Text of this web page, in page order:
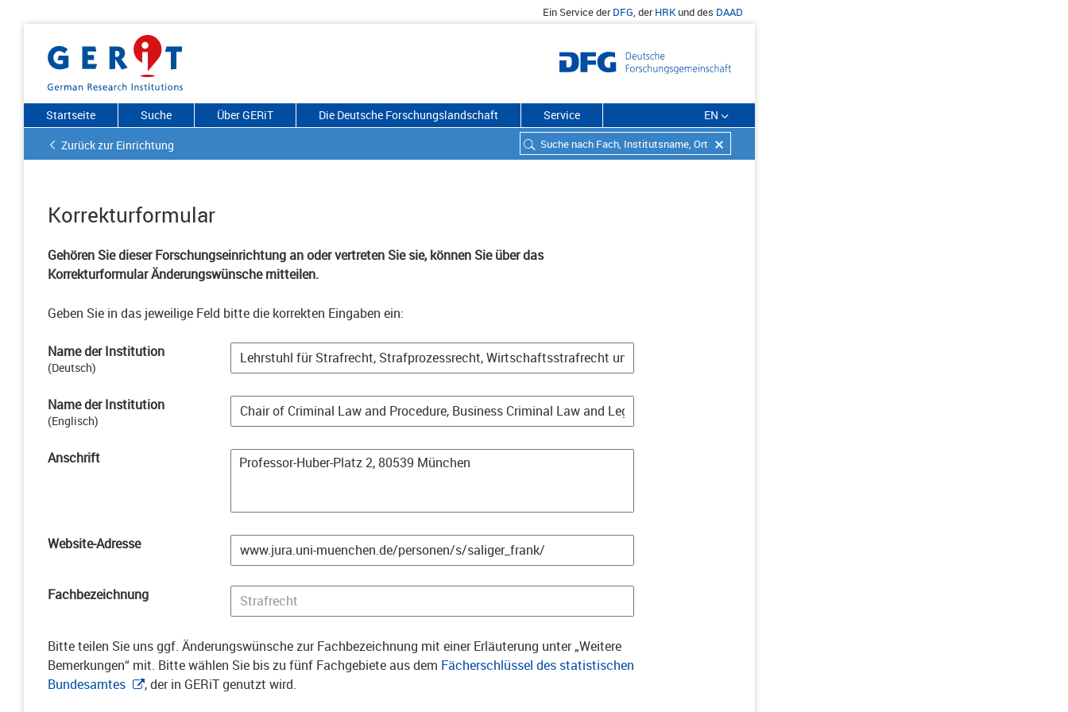
Ein Service derDFG, derHRKund des DAAD
Startseite Suche Über GERiT Die Deutsche Forschungslandschaft Service
EN
Zurück zur Einrichtung
Korrekturformular
Gehören Sie dieser Forschungseinrichtung an oder vertreten Sie sie, können Sie über das
Korrekturformular Änderungswünsche mitteilen.
Geben Sie in das jeweilige Feld bitte die korrekten Eingaben ein:
Name der Institution
(Deutsch)
Name der Institution
(Englisch)
Anschrift
Website-Adresse
Fachbezeichnung
Bitte teilen Sie uns ggf. Änderungswünsche zur Fachbezeichnung mit einer Erläuterung unter „Weitere
Bemerkungen“ mit. Bitte wählen Sie bis zu fünf Fachgebiete aus dem Fächerschlüssel des statistischen
Bundesamtes
, der in GERiT genutzt wird.